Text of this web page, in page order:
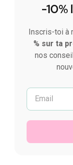
-
Inscris-toi à
% sur ta
nos